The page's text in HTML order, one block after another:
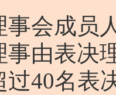
成员人
事由表决
过40名表